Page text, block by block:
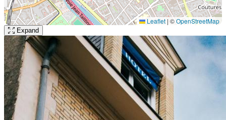
Leaflet | ©OpenStreetMap
Expand